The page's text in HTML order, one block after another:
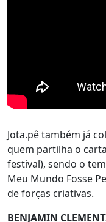
Jota.pê também já
quem partilha o
festival), sendo o
Meu Mundo Fosse
de forças criativas.
BENJAMIN